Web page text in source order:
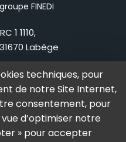
FINEDI
1 1110,
Labège
83 75
Nos offres
Notre solution
techniques, pour
de notre Site Internet,
consentement, pour
d’optimiser notre
» pour accepter